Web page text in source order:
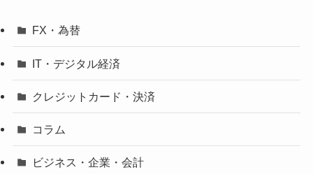
FX・為替
IT・デジタル経済
クレジットカード・決済
コラム
ビジネス・企業・会計